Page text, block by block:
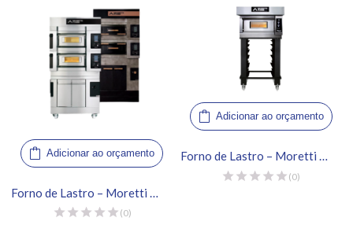
Adicionar ao orçamento
Forno de Lastro – Moretti Forni, Serie S50E
(0)
Adicionar ao orçamento
Forno de Lastro – Moretti Forni, iDeck 60.60
(0)